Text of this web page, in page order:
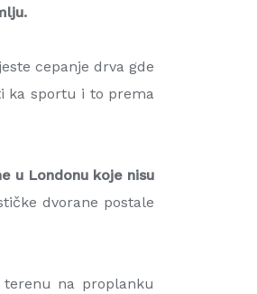
cepanje drva gde
ka sportu i to prema
u Londonu koje nisu
dvorane postale
na proplanku